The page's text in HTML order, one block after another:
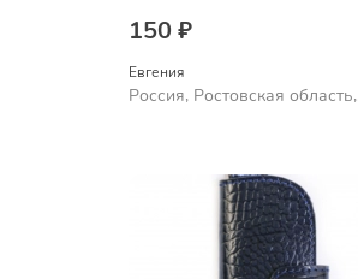
150 ₽
Евгения
Россия, Ростовская область,